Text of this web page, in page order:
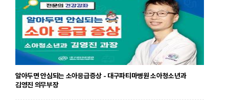
알아두면 안심되는 소아응급증상 - 대구파티마병원 소아청소년과
김영진 의무부장